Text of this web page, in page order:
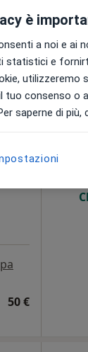
50 €
è
a noi e ai
statistici e
utilizzeremo
tuo consenso o
saperne di